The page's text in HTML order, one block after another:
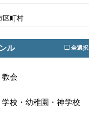
ル 全選択
教会
学校・幼稚園・神学校